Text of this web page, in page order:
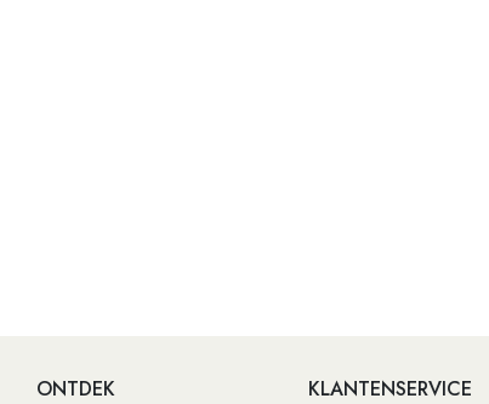
ONTDEK KLANTENSERVICE